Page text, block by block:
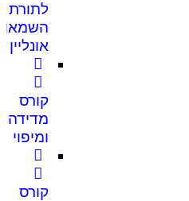
לתורת
אונליין
קורס
מדידה
ומיפוי
קורס